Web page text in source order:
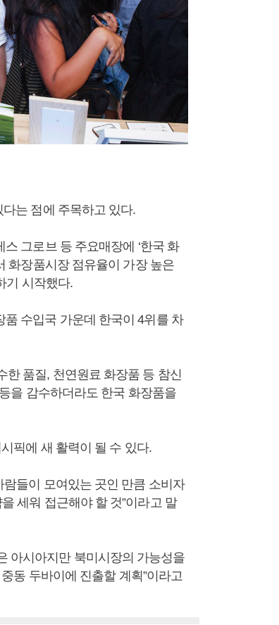
는 점에 주목하고 있다.
그로브 등 주요매장에 ‘한국 화
화장품시장 점유율이 가장 높은
기 시작했다.
수입국 가운데 한국이 4위를 차
한 품질, 천연원료 화장품 등 참신
을 감수하더라도 한국 화장품을
픽에 새 활력이 될 수 있다.
들이 모여있는 곳인 만큼 소비자
세워 접근해야 할 것”이라고 말
아시아지만 북미시장의 가능성을
동 두바이에 진출할 계획”이라고